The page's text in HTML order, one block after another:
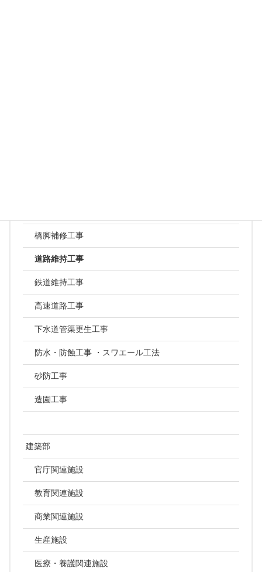
橋脚補修工事
道路維持工事
鉄道維持工事
高速道路工事
下水道管渠更生工事
防水・防蝕工事 ・スワエール工法
砂防工事
造園工事
建築部
官庁関連施設
教育関連施設
商業関連施設
生産施設
医療・養護関連施設